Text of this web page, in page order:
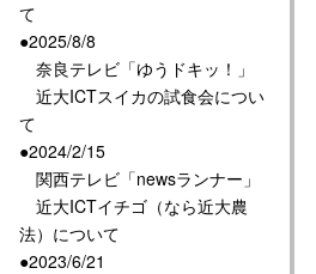
て
●2025/8/8
奈良テレビ「ゆうドキッ！」
近大ICTスイカの試食会につい
て
●2024/2/15
関西テレビ「newsランナー」
近大ICTイチゴ（なら近大農
法）について
●2023/6/21